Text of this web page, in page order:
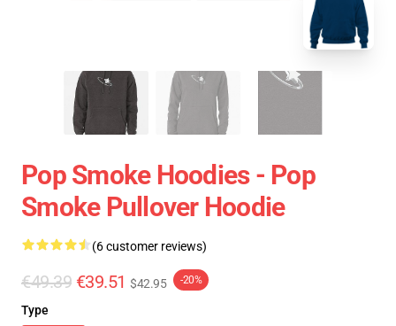
Pop Smoke Hoodies - Pop
Smoke Pullover Hoodie
(6 customer reviews)
€49.39 €39.51 $42.95 -20%
Type